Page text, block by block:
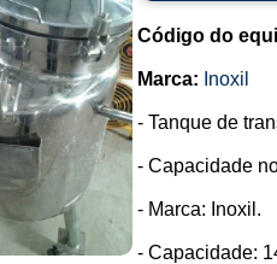
Código do
Marca: Inoxil
- Tanque de
- Capacidade
- Marca: Inoxil.
- Capacidade: